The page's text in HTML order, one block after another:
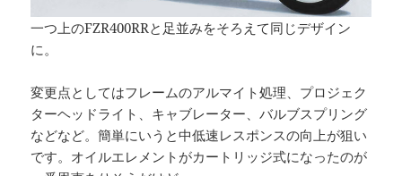
一つ上のFZR400RRと足並みをそろえて同じデザイン
に。
変更点としてはフレームのアルマイト処理、プロジェク
ターヘッドライト、キャブレーター、バルブスプリング
などなど。簡単にいうと中低速レスポンスの向上が狙い
です。オイルエレメントがカートリッジ式になったのが